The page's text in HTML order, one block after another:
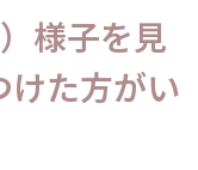
様子を見
けた方がい